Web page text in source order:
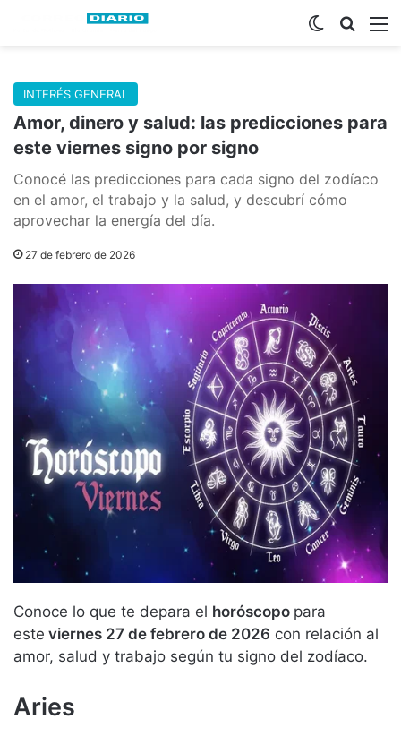
Buscar
Switch skin
INTERÉS GENERAL
Amor, dinero y salud: las predicciones para
este viernes signo por signo
Conocé las predicciones para cada signo del zodíaco
en el amor, el trabajo y la salud, y descubrí cómo
aprovechar la energía del día.
27 de febrero de 2026
Conoce lo que te depara el horóscopo para
este viernes 27 de febrero de 2026 con relación al
amor, salud y trabajo según tu signo del zodíaco.
Aries